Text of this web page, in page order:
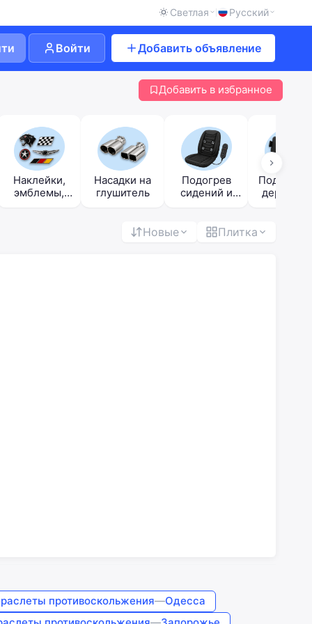
Светлая Русский
Войти Добавить объявление
Добавить в избранное
Наклейки,
эмблемы,
Насадки на
глушитель
Подогрев
сидений и
Новые Плитка
противоскольжения—Одесса